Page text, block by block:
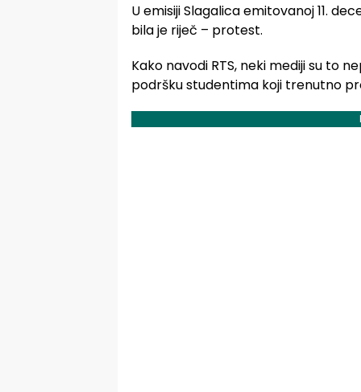
U emisiji Slagalica emitovanoj 11.
bila je riječ – protest.
Kako navodi RTS, neki mediji su to
podršku studentima koji trenutno